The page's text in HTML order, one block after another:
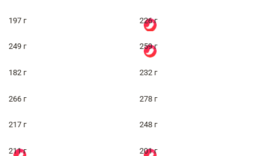
197 г 226 г
249 г 259 г
182 г 232 г
266 г 278 г
217 г 248 г
211 г 201 г